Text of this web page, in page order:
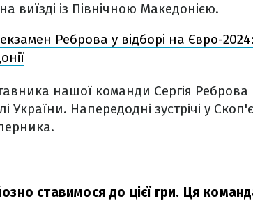
виїзді із Північною Македонією.
Реброва у відборі на Євро-
нашої команди Сергія
України. Напередодні зустрічі у
ставимося до цієї гри. Ця